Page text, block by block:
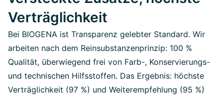
Verträglichkeit
Bei BIOGENA ist Transparenz gelebter Standard. Wir
arbeiten nach dem Reinsubstanzenprinzip: 100 %
Qualität, überwiegend frei von Farb-, Konservierungs-
und technischen Hilfsstoffen. Das Ergebnis: höchste
Verträglichkeit (97 %) und Weiterempfehlung (95 %)